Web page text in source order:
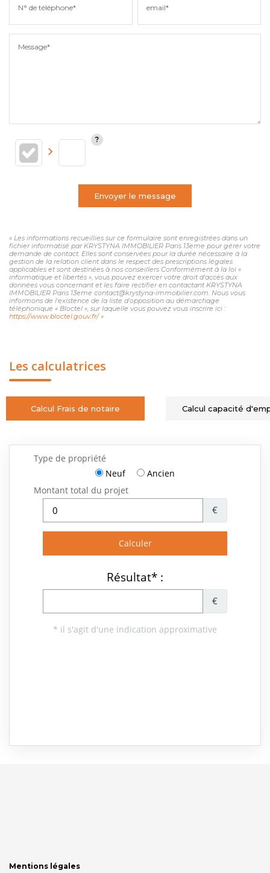
N° de téléphone* email*
Message*
Envoyer le message
« Les informations recueillies sur ce formulaire sont enregistrées dans un
fichier informatisé par KRYSTYNA IMMOBILIER Paris 13eme pour gérer votre
demande de contact. Elles sont conservées pour la durée nécessaire à la
gestion de la relation client dans le respect des prescriptions légales
applicables et sont destinées à nos conseillers Conformément à la loi «
informatique et libertés », vous pouvez exercer votre droit d'accès aux
données vous concernant et les faire rectifier en contactant KRYSTYNA
IMMOBILIER Paris 13eme contact@krystyna-immobilier.com. Nous vous
informons de l'existence de la liste d'opposition au démarchage
téléphonique « Bloctel », sur laquelle vous pouvez vous inscrire ici :
https://www.bloctel.gouv.fr/»
Les calculatrices
Calcul Frais de notaire Calcul capacité
Mentions légales